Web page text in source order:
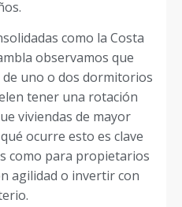
como la Costa
observamos que
uno o dos dormitorios
tener una rotación
viviendas de mayor
ocurre esto es clave
como para propietarios
agilidad o invertir con